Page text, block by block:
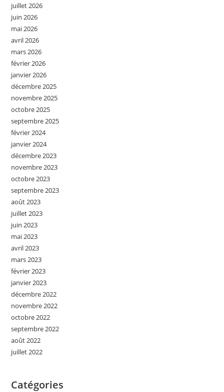
juillet 2026
juin 2026
mai 2026
avril 2026
mars 2026
février 2026
janvier 2026
décembre 2025
novembre 2025
octobre 2025
septembre 2025
février 2024
janvier 2024
décembre 2023
novembre 2023
octobre 2023
septembre 2023
août 2023
juillet 2023
juin 2023
mai 2023
avril 2023
mars 2023
février 2023
janvier 2023
décembre 2022
novembre 2022
octobre 2022
septembre 2022
août 2022
juillet 2022
Catégories